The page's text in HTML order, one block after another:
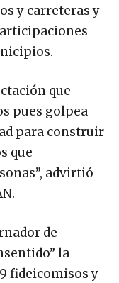
y carreteras y
que
pues golpea
para construir
que
advirtió
de
la
fideicomisos y